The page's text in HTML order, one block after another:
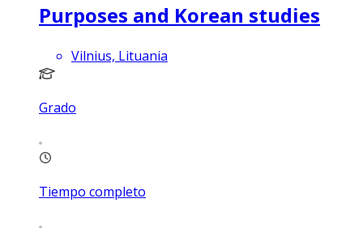
Purposes and Korean studies
Vilnius, Lituania
Grado
Tiempo completo